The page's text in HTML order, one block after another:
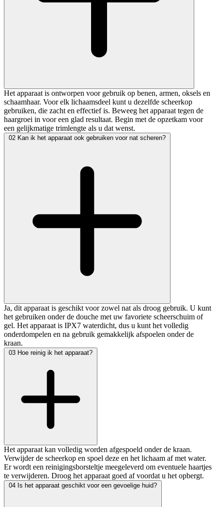
Het apparaat is ontworpen voor gebruik op benen, armen, oksels en
schaamhaar. Voor elk lichaamsdeel kunt u dezelfde scheerkop
gebruiken, die zacht en effectief is. Beweeg het apparaat tegen de
haargroei in voor een glad resultaat. Begin met de opzetkam voor
een gelijkmatige trimlengte als u dat wenst.
02 Kan ik het apparaat ook gebruiken voor nat scheren?
Ja, dit apparaat is geschikt voor zowel nat als droog gebruik. U kunt
het gebruiken onder de douche met uw favoriete scheerschuim of
gel. Het apparaat is IPX7 waterdicht, dus u kunt het volledig
onderdompelen en na gebruik gemakkelijk afspoelen onder de
kraan.
03 Hoe reinig ik het apparaat?
Het apparaat kan volledig worden afgespoeld onder de kraan.
Verwijder de scheerkop en spoel deze en het lichaam af met water.
Er wordt een reinigingsborsteltje meegeleverd om eventuele haartjes
te verwijderen. Droog het apparaat goed af voordat u het opbergt.
04 Is het apparaat geschikt voor een gevoelige huid?